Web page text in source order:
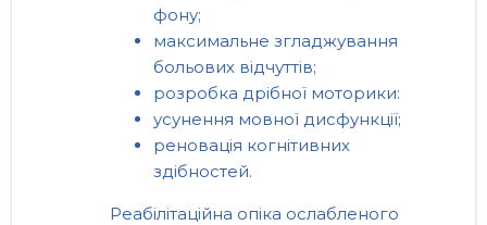
фону;
максимальне згладжування
больових відчуттів;
розробка дрібної моторики:
усунення мовної дисфункції;
реновація когнітивних
здібностей.
Реабілітаційна опіка ослабленого